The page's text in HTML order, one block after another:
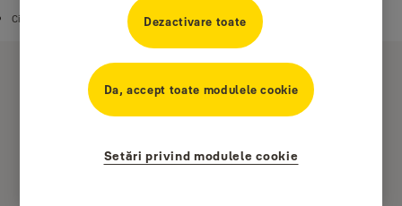
Cilindri de securitate - Seria 1500+
Cilindri- Seria 1500+
Dezactivare toate
Da, accept toate modulele cookie
Setări privind modulele cookie